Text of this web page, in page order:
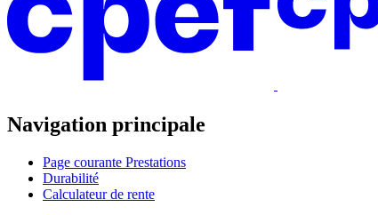
Navigation principale
Page courante Prestations
Durabilité
Calculateur de rente